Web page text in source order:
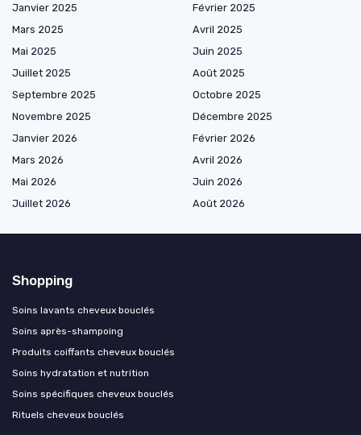
Janvier 2025
Février 2025
Mars 2025
Avril 2025
Mai 2025
Juin 2025
Juillet 2025
Août 2025
Septembre 2025
Octobre 2025
Novembre 2025
Décembre 2025
Janvier 2026
Février 2026
Mars 2026
Avril 2026
Mai 2026
Juin 2026
Juillet 2026
Août 2026
Shopping
Soins lavants cheveux bouclés
Soins après-shampoing
Produits coiffants cheveux bouclés
Soins hydratation et nutrition
Soins spécifiques cheveux bouclés
Rituels cheveux bouclés